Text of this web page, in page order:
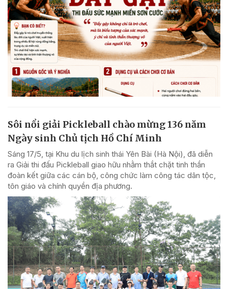
Sôi nổi giải Pickleball chào mừng 136 năm
Ngày sinh Chủ tịch Hồ Chí Minh
Sáng 17/5, tại Khu du lịch sinh thái Yên Bài (Hà Nội), đã diễn
ra Giải thi đấu Pickleball giao hữu nhằm thắt chặt tinh thần
đoàn kết giữa các cán bộ, công chức làm công tác dân tộc,
tôn giáo và chính quyền địa phương.